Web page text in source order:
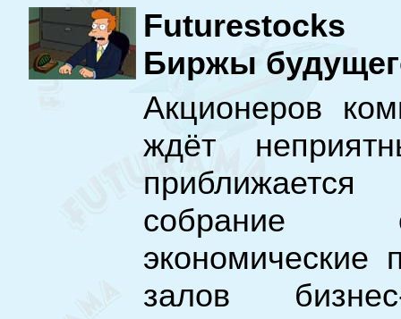
Futurestocks
Биржы
Акционеров
ждёт
собрание
залов